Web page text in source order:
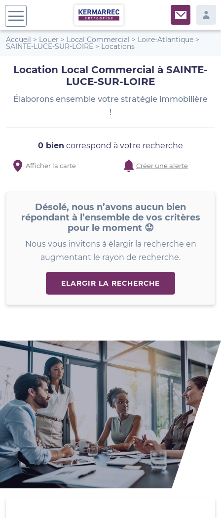
Accueil > Louer > Local Commercial > Loire-Atlantique >
SAINTE-LUCE-SUR-LOIRE > Locations
Location Local Commercial à SAINTE-
LUCE-SUR-LOIRE
Élaborons ensemble votre stratégie immobilière
!
0 bien correspond à votre recherche
Afficher la carte Créer une alerte
Désolé, nous n’avons aucun bien
répondant à l’ensemble de vos critères
pour le moment 😟
Nous vous invitons à élargir la recherche en
augmentant le rayon de recherche.
ELARGIR LA RECHERCHE